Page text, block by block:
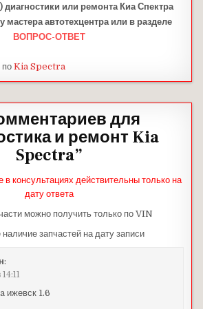
или ремонта Киа Спектра
мастера автотехцентра или в разделе
ВОПРОС-ОТВЕТ
поKia Spectra
для
и ремонт Kia
Spectra”
в консультациях действительны только на
дату ответа
можно получить только по VIN
наличие запчастей на дату записи
:
ижевск 1.6